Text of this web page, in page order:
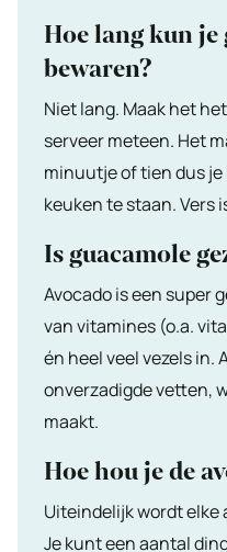
Hoe lang kun je
bewaren?
Niet lang. Maak het
serveer meteen. Het
minuutje of tien dus
keuken te staan. Vers
Is guacamole
Avocado is een super
van vitamines (o.a.
én heel veel vezels in.
onverzadigde vetten,
maakt.
Hoe hou je de
Uiteindelijk wordt elke
Je kunt een aantal